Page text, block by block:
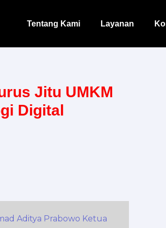
Tentang Kami Layanan
Jitu UMKM
Digital